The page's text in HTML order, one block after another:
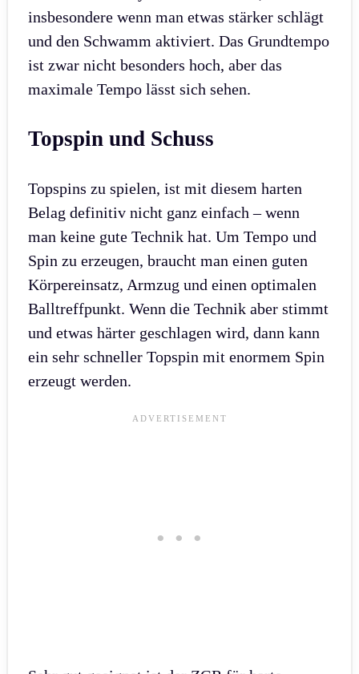
insbesondere wenn man etwas stärker schlägt
und den Schwamm aktiviert. Das Grundtempo
ist zwar nicht besonders hoch, aber das
maximale Tempo lässt sich sehen.
Topspin und Schuss
Topspins zu spielen, ist mit diesem harten
Belag definitiv nicht ganz einfach – wenn
man keine gute Technik hat. Um Tempo und
Spin zu erzeugen, braucht man einen guten
Körpereinsatz, Armzug und einen optimalen
Balltreffpunkt. Wenn die Technik aber stimmt
und etwas härter geschlagen wird, dann kann
ein sehr schneller Topspin mit enormem Spin
erzeugt werden.